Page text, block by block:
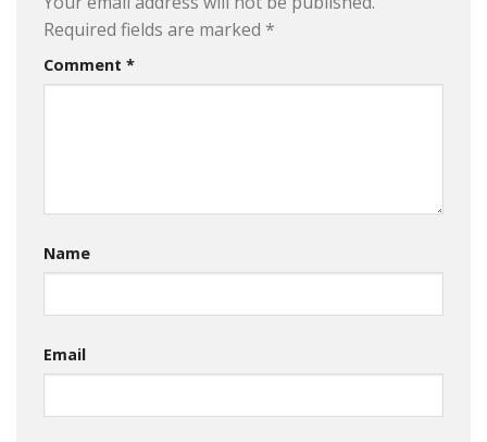
Required fields are marked *
Comment *
Name
Email